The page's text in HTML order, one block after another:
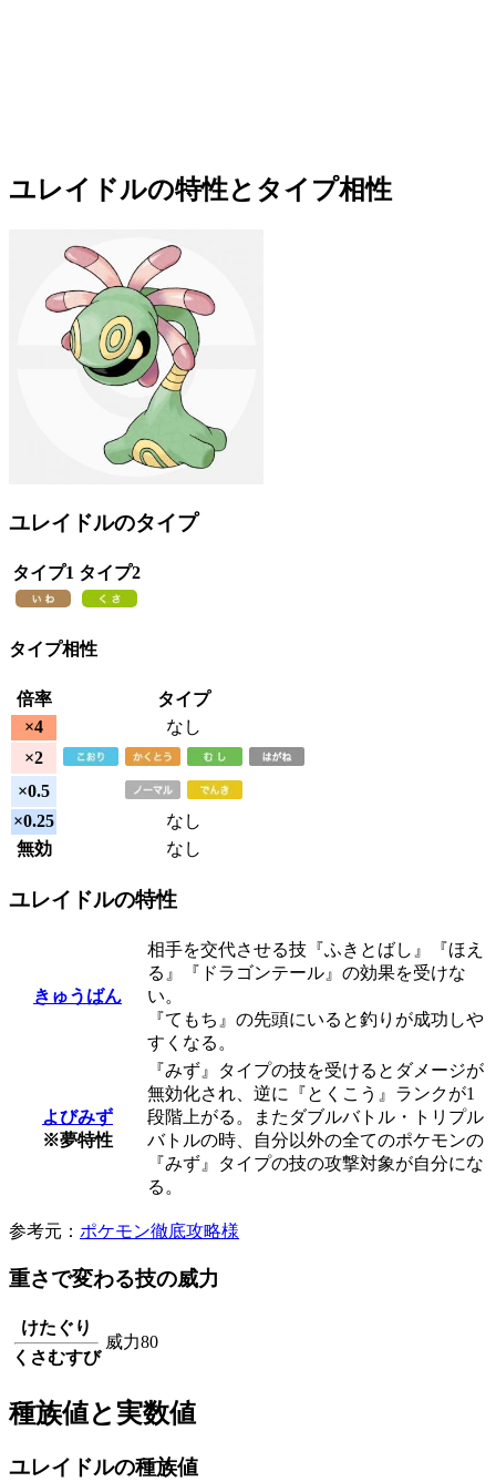
ユレイドルの特性とタイプ相性
ユレイドルのタイプ
タイプ1 タイプ2
タイプ相性
倍率
タイプ
×4
なし
×2
×0.5
×0.25
なし
無効
なし
ユレイドルの特性
きゅうばん
相手を交代させる技『ふきとばし』『ほえ
る』『ドラゴンテール』の効果を受けな
い。
『てもち』の先頭にいると釣りが成功しや
すくなる。
よびみず
※夢特性
『みず』タイプの技を受けるとダメージが
無効化され、逆に『とくこう』ランクが1
段階上がる。またダブルバトル・トリプル
バトルの時、自分以外の全てのポケモンの
『みず』タイプの技の攻撃対象が自分にな
る。
参考元： ポケモン徹底攻略様
重さで変わる技の威力
けたぐり
くさむすび
威力80
種族値と実数値
ユレイドルの種族値